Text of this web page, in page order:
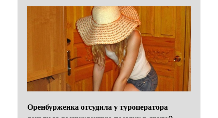
Оренбурженка отсудила у туроператора